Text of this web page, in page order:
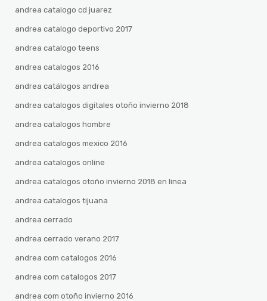
andrea catalogo cd juarez
andrea catalogo deportivo 2017
andrea catalogo teens
andrea catalogos 2016
andrea catálogos andrea
andrea catalogos digitales otoño invierno 2018
andrea catalogos hombre
andrea catalogos mexico 2016
andrea catalogos online
andrea catalogos otoño invierno 2018 en linea
andrea catalogos tijuana
andrea cerrado
andrea cerrado verano 2017
andrea com catalogos 2016
andrea com catalogos 2017
andrea com otoño invierno 2016